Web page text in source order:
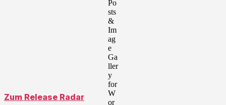
Zum Release Radar